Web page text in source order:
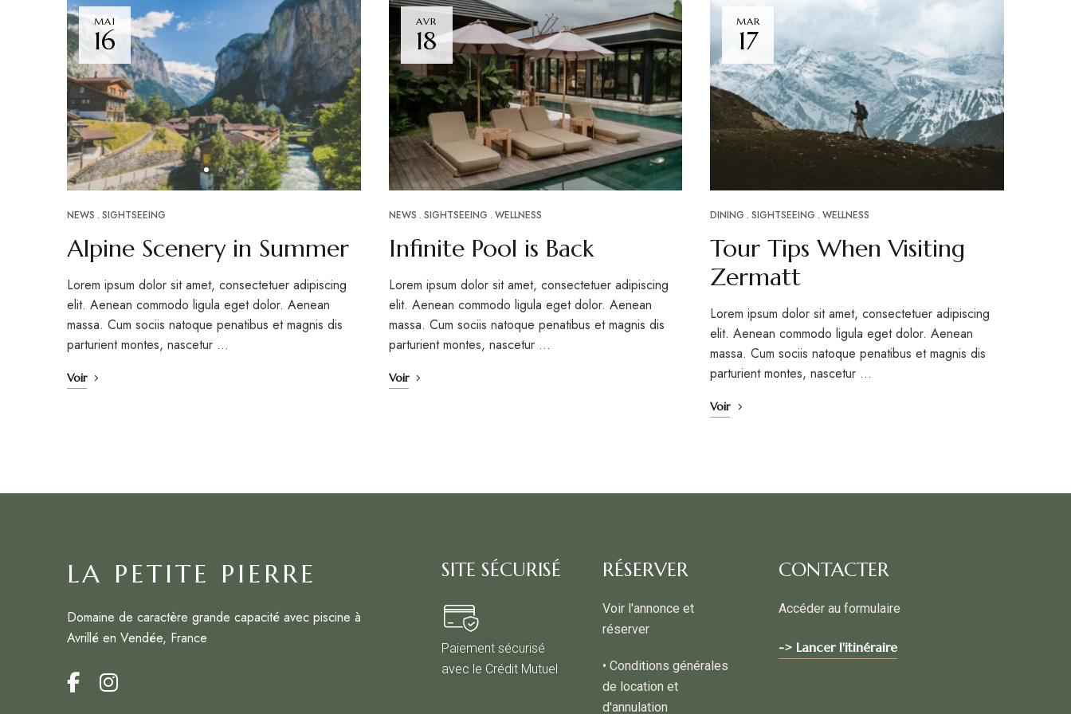
MAI
16
NEWS SIGHTSEEING
Alpine Scenery in Summer
Lorem ipsum dolor sit amet, consectetuer adipiscing
elit. Aenean commodo ligula eget dolor. Aenean
massa. Cum sociis natoque penatibus et magnis dis
parturient montes, nascetur …
Voir
AVR
18
NEWS SIGHTSEEING WELLNESS
Infinite Pool is Back
Lorem ipsum dolor sit amet, consectetuer adipiscing
elit. Aenean commodo ligula eget dolor. Aenean
massa. Cum sociis natoque penatibus et magnis dis
parturient montes, nascetur …
Voir
MAR
17
DINING SIGHTSEEING WELLNESS
Tour Tips When Visiting
Zermatt
Lorem ipsum dolor sit amet, consectetuer adipiscing
elit. Aenean commodo ligula eget dolor. Aenean
massa. Cum sociis natoque penatibus et magnis dis
parturient montes, nascetur …
Voir
LA PETITE PIERRE
Domaine de caractère grande capacité avec piscine à
Avrillé en Vendée, France
SITE SÉCURISÉ
Paiement sécurisé
avec le Crédit Mutuel
RÉSERVER
Voir l'annonce et
réserver
• Conditions générales
de location et
d'annulation
CONTACTER
Accéder au formulaire
-> Lancer l'itinéraire